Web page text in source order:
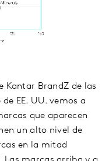
Kantar BrandZ de las
EE. UU. vemos a
que aparecen
un alto nivel de
en la mitad